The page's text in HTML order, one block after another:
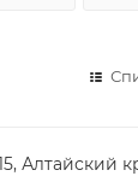
Алтайский